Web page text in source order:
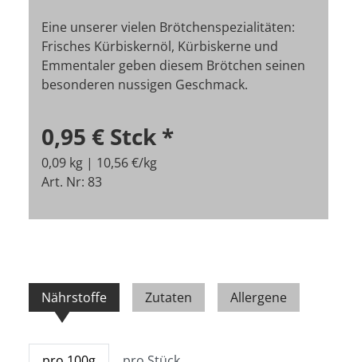
Eine unserer vielen Brötchenspezialitäten:
Frisches Kürbiskernöl, Kürbiskerne und
Emmentaler geben diesem Brötchen seinen
besonderen nussigen Geschmack.
0,95 € Stck *
0,09 kg | 10,56 €/kg
Art. Nr: 83
Nährstoffe Zutaten Allergene